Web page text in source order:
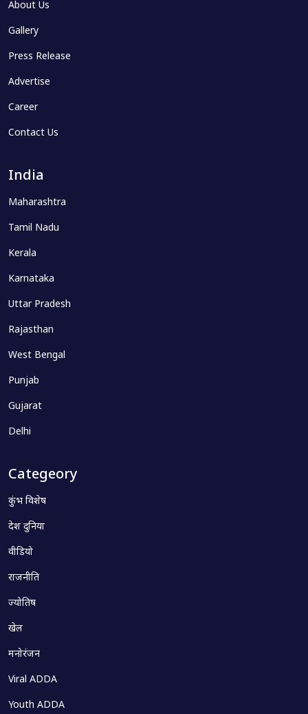
About Us
Gallery
Press Release
Advertise
Career
Contact Us
India
Maharashtra
Tamil Nadu
Kerala
Karnataka
Uttar Pradesh
Rajasthan
West Bengal
Punjab
Gujarat
Delhi
Categeory
कुंभ विशेष
देश दुनिया
वीडियो
राजनीति
ज्योतिष
खेल
मनोरंजन
Viral ADDA
Youth ADDA